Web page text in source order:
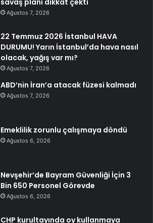
savaş planı dikkat çekti
Ağustos 7, 2026
22 Temmuz 2026 İstanbul HAVA
DURUMU! Yarın İstanbul’da hava nasıl
olacak, yağış var mı?
Ağustos 7, 2026
ABD’nin İran’a atacak füzesi kalmadı
Ağustos 7, 2026
Emeklilik zorunlu çalışmaya döndü
Ağustos 6, 2026
Nevşehir’de Bayram Güvenliği İçin 3
Bin 650 Personel Görevde
Ağustos 6, 2026
CHP kurultayında oy kullanmaya